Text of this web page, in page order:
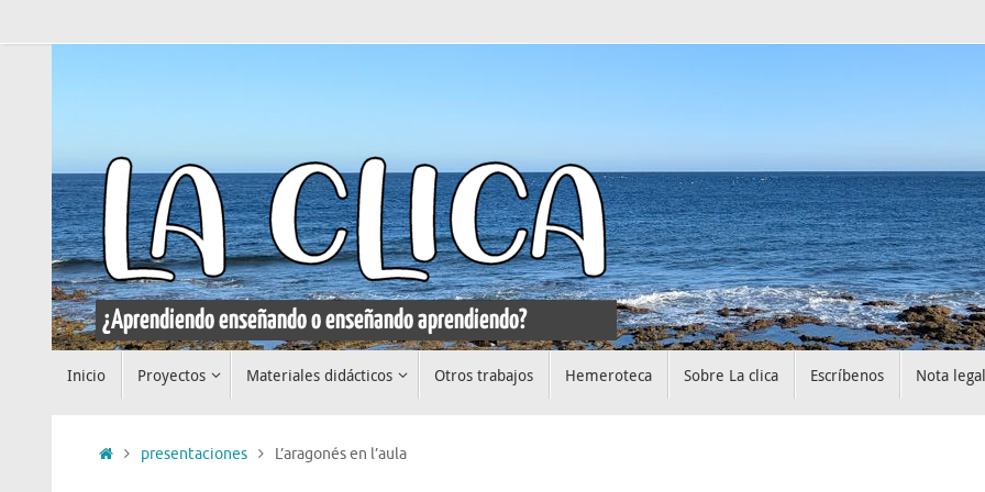
al
Inicio Proyectos Materiales didácticos Otros trabajos Hemeroteca Sobre La clica Escríbenos Nota legal
Iniciopresentaciones L’aragonés en l’aula